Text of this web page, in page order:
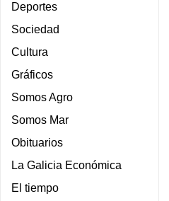
Deportes
Sociedad
Cultura
Gráficos
Somos Agro
Somos Mar
Obituarios
La Galicia Económica
El tiempo